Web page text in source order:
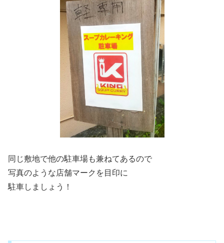
同じ敷地で他の駐車場も兼ねてあるので
写真のような店舗マークを目印に
駐車しましょう！